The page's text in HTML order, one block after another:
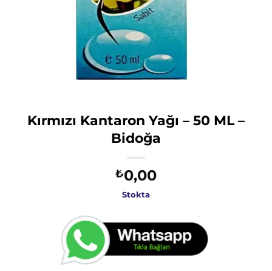
Kırmızı Kantaron Yağı – 50 ML –
Bidoğa
₺0,00
Stokta